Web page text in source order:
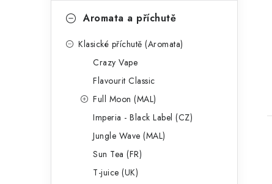
Aromata a příchutě
Klasické příchutě (Aromata)
Crazy Vape
Flavourit Classic
Full Moon (MAL)
Imperia - Black Label (CZ)
Jungle Wave (MAL)
Sun Tea (FR)
T-juice (UK)